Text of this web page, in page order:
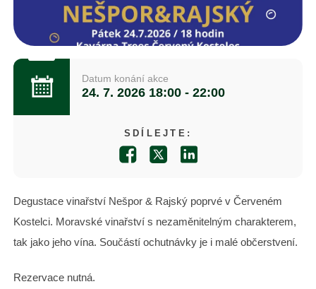
Datum konání akce
24. 7. 2026 18:00 - 22:00
SDÍLEJTE:
Degustace vinařství Nešpor & Rajský poprvé v Červeném
Kostelci. Moravské vinařství s nezaměnitelným charakterem,
tak jako jeho vína. Součástí ochutnávky je i malé občerstvení.
Rezervace nutná.